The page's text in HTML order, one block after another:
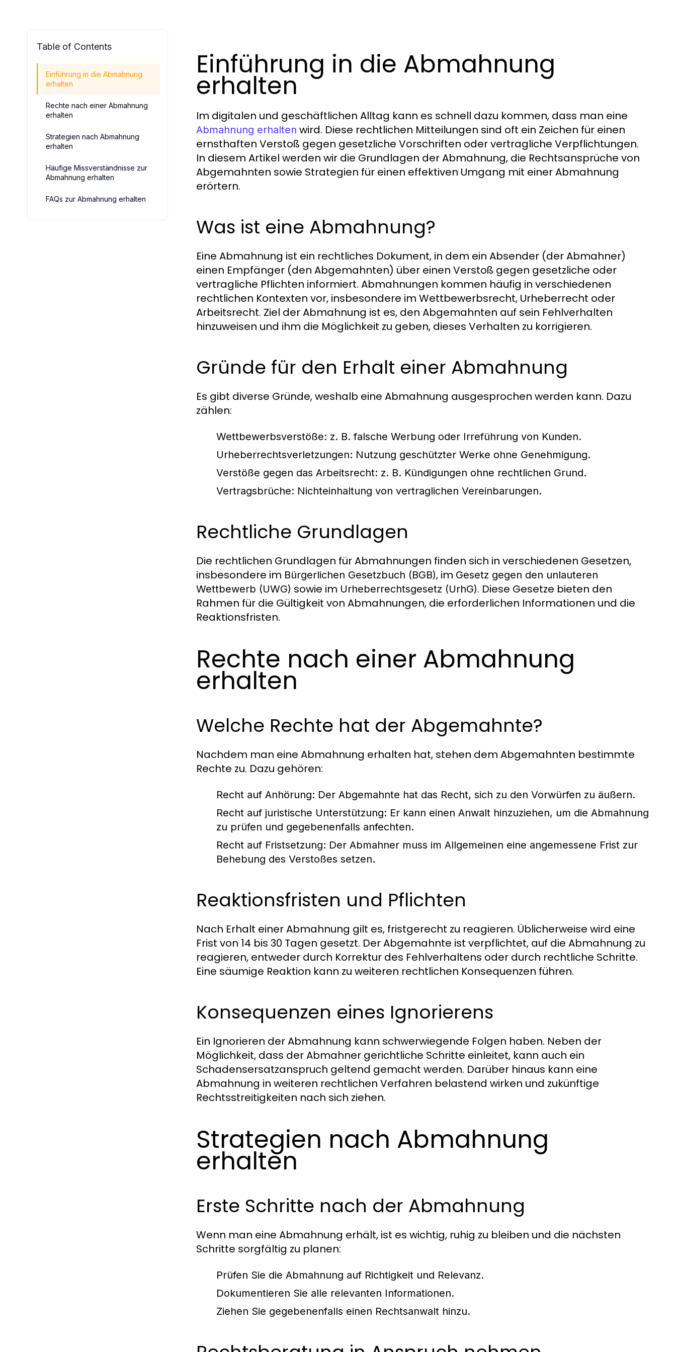
Table of Contents
Einführung in die Abmahnung
erhalten
Rechte nach einer Abmahnung
erhalten
Strategien nach Abmahnung
erhalten
Häufige Missverständnisse zur
Abmahnung erhalten
FAQs zur Abmahnung erhalten
Einführung in die Abmahnung
erhalten
Im digitalen und geschäftlichen Alltag kann es schnell dazu kommen, dass man eine
Abmahnung erhalten wird. Diese rechtlichen Mitteilungen sind oft ein Zeichen für einen
ernsthaften Verstoß gegen gesetzliche Vorschriften oder vertragliche Verpflichtungen.
In diesem Artikel werden wir die Grundlagen der Abmahnung, die Rechtsansprüche von
Abgemahnten sowie Strategien für einen effektiven Umgang mit einer Abmahnung
erörtern.
Was ist eine Abmahnung?
Eine Abmahnung ist ein rechtliches Dokument, in dem ein Absender (der Abmahner)
einen Empfänger (den Abgemahnten) über einen Verstoß gegen gesetzliche oder
vertragliche Pflichten informiert. Abmahnungen kommen häufig in verschiedenen
rechtlichen Kontexten vor, insbesondere im Wettbewerbsrecht, Urheberrecht oder
Arbeitsrecht. Ziel der Abmahnung ist es, den Abgemahnten auf sein Fehlverhalten
hinzuweisen und ihm die Möglichkeit zu geben, dieses Verhalten zu korrigieren.
Gründe für den Erhalt einer Abmahnung
Es gibt diverse Gründe, weshalb eine Abmahnung ausgesprochen werden kann. Dazu
zählen:
Wettbewerbsverstöße: z. B. falsche Werbung oder Irreführung von Kunden.
Urheberrechtsverletzungen: Nutzung geschützter Werke ohne Genehmigung.
Verstöße gegen das Arbeitsrecht: z. B. Kündigungen ohne rechtlichen Grund.
Vertragsbrüche: Nichteinhaltung von vertraglichen Vereinbarungen.
Rechtliche Grundlagen
Die rechtlichen Grundlagen für Abmahnungen finden sich in verschiedenen Gesetzen,
insbesondere im Bürgerlichen Gesetzbuch (BGB), im Gesetz gegen den unlauteren
Wettbewerb (UWG) sowie im Urheberrechtsgesetz (UrhG). Diese Gesetze bieten den
Rahmen für die Gültigkeit von Abmahnungen, die erforderlichen Informationen und die
Reaktionsfristen.
Rechte nach einer Abmahnung
erhalten
Welche Rechte hat der Abgemahnte?
Nachdem man eine Abmahnung erhalten hat, stehen dem Abgemahnten bestimmte
Rechte zu. Dazu gehören:
Recht auf Anhörung: Der Abgemahnte hat das Recht, sich zu den Vorwürfen zu äußern.
Recht auf juristische Unterstützung: Er kann einen Anwalt hinzuziehen, um die Abmahnung
zu prüfen und gegebenenfalls anfechten.
Recht auf Fristsetzung: Der Abmahner muss im Allgemeinen eine angemessene Frist zur
Behebung des Verstoßes setzen.
Reaktionsfristen und Pflichten
Nach Erhalt einer Abmahnung gilt es, fristgerecht zu reagieren. Üblicherweise wird eine
Frist von 14 bis 30 Tagen gesetzt. Der Abgemahnte ist verpflichtet, auf die Abmahnung zu
reagieren, entweder durch Korrektur des Fehlverhaltens oder durch rechtliche Schritte.
Eine säumige Reaktion kann zu weiteren rechtlichen Konsequenzen führen.
Konsequenzen eines Ignorierens
Ein Ignorieren der Abmahnung kann schwerwiegende Folgen haben. Neben der
Möglichkeit, dass der Abmahner gerichtliche Schritte einleitet, kann auch ein
Schadensersatzanspruch geltend gemacht werden. Darüber hinaus kann eine
Abmahnung in weiteren rechtlichen Verfahren belastend wirken und zukünftige
Rechtsstreitigkeiten nach sich ziehen.
Strategien nach Abmahnung
erhalten
Erste Schritte nach der Abmahnung
Wenn man eine Abmahnung erhält, ist es wichtig, ruhig zu bleiben und die nächsten
Schritte sorgfältig zu planen:
Prüfen Sie die Abmahnung auf Richtigkeit und Relevanz.
Dokumentieren Sie alle relevanten Informationen.
Ziehen Sie gegebenenfalls einen Rechtsanwalt hinzu.